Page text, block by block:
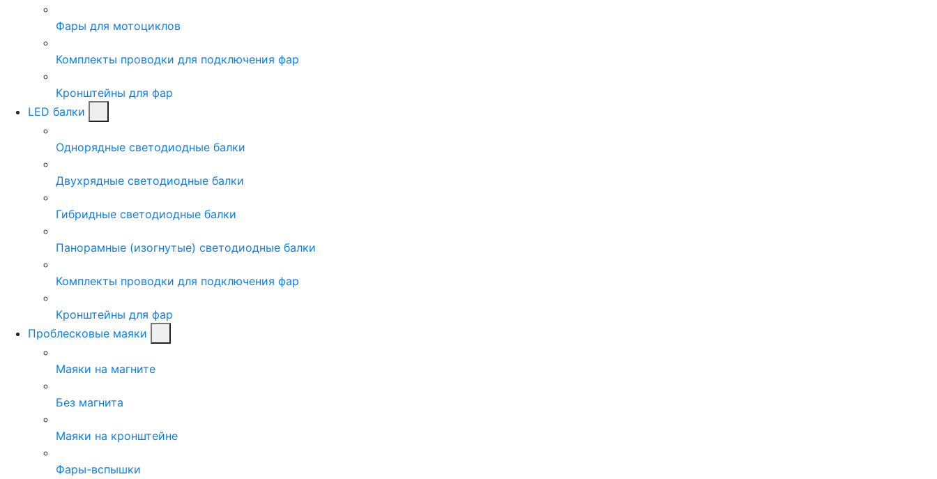
Фары для мотоциклов
Комплекты проводки для подключения фар
Кронштейны для фар
LED балки
Однорядные светодиодные балки
Двухрядные светодиодные балки
Гибридные светодиодные балки
Панорамные (изогнутые) светодиодные балки
Комплекты проводки для подключения фар
Кронштейны для фар
Проблесковые маяки
Маяки на магните
Без магнита
Маяки на кронштейне
Фары-вспышки